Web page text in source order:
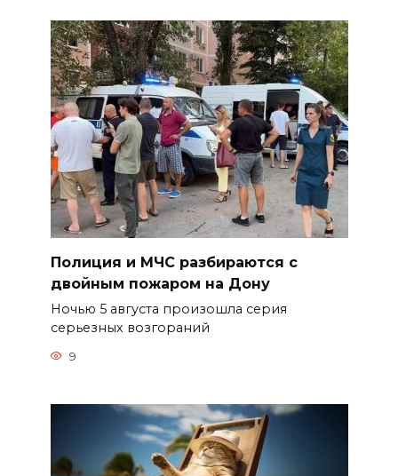
Полиция и МЧС разбираются с
двойным пожаром на Дону
Ночью 5 августа произошла серия
серьезных возгораний
9